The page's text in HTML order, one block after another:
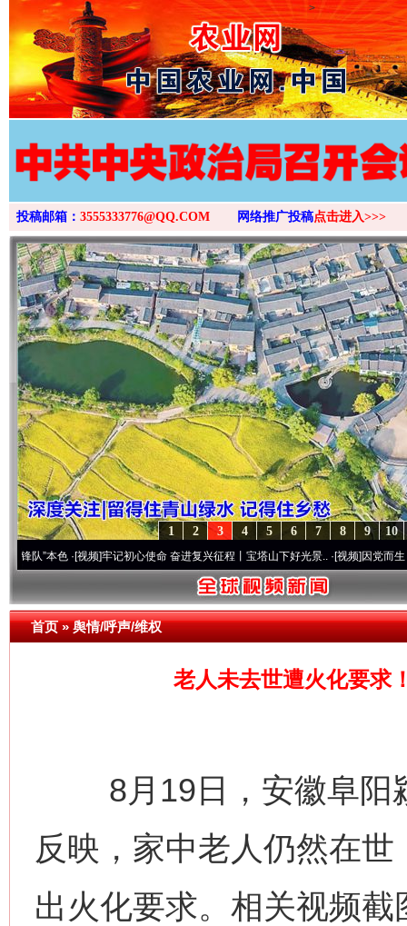
>
投稿邮箱： 3555333776@QQ.COM 网络推广投稿点击进入>>>
10
9
8
7
6
5
4
3
2
1
·[视频]牢记初心使命 奋进复兴征程丨宝塔山下好光景..·[视频]因党而生 为党而战
首页»舆情/呼声/维权
老人未去世遭火化要求
8月19日，安徽阜阳
反映，家中老人仍然在
出火化要求。相关视频